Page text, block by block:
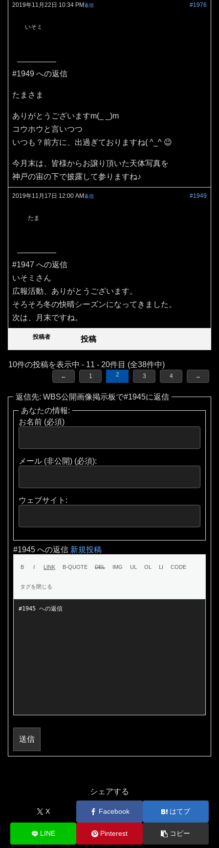
2019年11月22日 10:34 PM #1976
返信
いそミ
#1949 への返信
たまさま
ありがとうございますm(_ _)m
コウホウと言いつつ
いつも？前方に、出過ぎておりますね( ^_^ 😉
今月末は、皆様からお譲り頂いた天体写真を
神戸の宙の下で披露して参りますね♪
2019年11月17日 12:00 AM #1949
返信
たま
#1947 への返信
いそミさん
広報活動、ありがとうございます。
そろそろ冬の快晴シーズンになってきました。
次は、月末ですね。
投稿者 投稿
10件の投稿を表示中 - 11 - 20件目 (全38件中)
← 1 2 3 4 →
返信先: WBS公開画像掲示板で#1945に返信
あなたの情報:
お名前 (必須)
メール (非公開) (必須):
ウェブサイト:
#1945 への返信 新規投稿
送信
シェアする
X Facebook はてブ
LINE Pinterest コピー